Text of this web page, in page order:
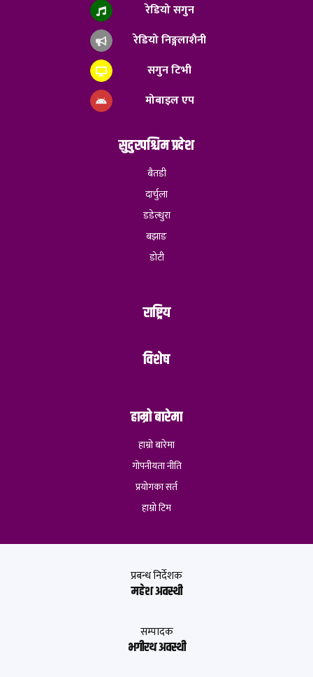
रेडियो सगुन
रेडियो निङ्गलाशैनी
सगुन टिभी
मोबाइल एप
सुदुरपश्चिम प्रदेश
बैतडी
दार्चुला
डडेल्धुरा
बझाङ
डोटी
राष्ट्रिय
विशेष
हाम्रो बारेमा
हाम्रो बारेमा
गोपनीयता नीति
प्रयोगका सर्त
हाम्रो टिम
प्रबन्ध निर्देशक
महेश अवस्थी
सम्पादक
भगीरथ अवस्थी